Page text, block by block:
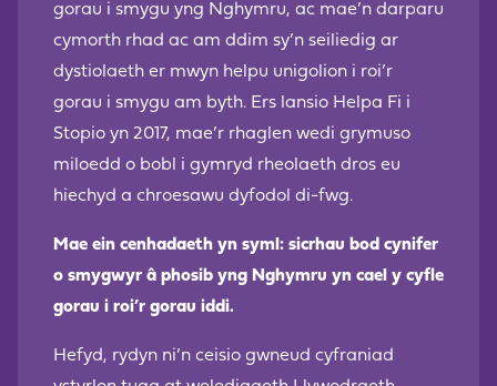
gorau i smygu yng Nghymru, ac mae’n darparu
cymorth rhad ac am ddim sy’n seiliedig ar
dystiolaeth er mwyn helpu unigolion i roi’r
gorau i smygu am byth. Ers lansio Helpa Fi i
Stopio yn 2017, mae’r rhaglen wedi grymuso
miloedd o bobl i gymryd rheolaeth dros eu
hiechyd a chroesawu dyfodol di-fwg.
Mae ein cenhadaeth yn syml: sicrhau bod cynifer
o smygwyr â phosib yng Nghymru yn cael y cyfle
gorau i roi’r gorau iddi.
Hefyd, rydyn ni’n ceisio gwneud cyfraniad